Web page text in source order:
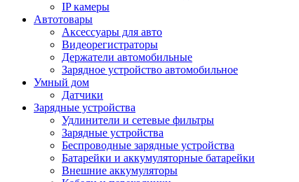
IP камеры
Автотовары
Аксессуары для авто
Видеорегистраторы
Держатели автомобильные
Зарядное устройство автомобильное
Умный дом
Датчики
Зарядные устройства
Удлинители и сетевые фильтры
Зарядные устройства
Беспроводные зарядные устройства
Батарейки и аккумуляторные батарейки
Внешние аккумуляторы